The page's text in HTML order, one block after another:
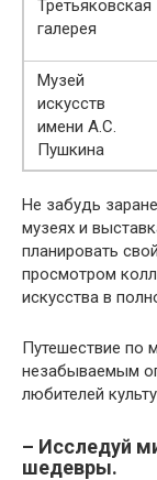
Третьяковская
галерея
Музей
искусств
имени А.С.
Пушкина
Не забудь
музеях и
планировать
просмотром
искусства в
Путешествие по
незабываемым
любителей
– Исследуй
шедевры.